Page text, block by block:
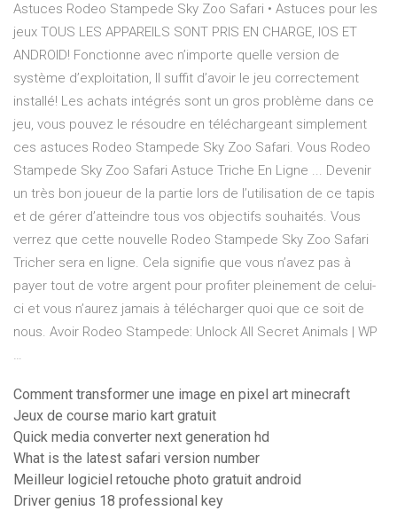
Astuces Rodeo Stampede Sky Zoo Safari • Astuces pour les
jeux TOUS LES APPAREILS SONT PRIS EN CHARGE, IOS ET
ANDROID! Fonctionne avec n’importe quelle version de
système d’exploitation, Il suffit d’avoir le jeu correctement
installé! Les achats intégrés sont un gros problème dans ce
jeu, vous pouvez le résoudre en téléchargeant simplement
ces astuces Rodeo Stampede Sky Zoo Safari. Vous Rodeo
Stampede Sky Zoo Safari Astuce Triche En Ligne ... Devenir
un très bon joueur de la partie lors de l’utilisation de ce tapis
et de gérer d’atteindre tous vos objectifs souhaités. Vous
verrez que cette nouvelle Rodeo Stampede Sky Zoo Safari
Tricher sera en ligne. Cela signifie que vous n’avez pas à
payer tout de votre argent pour profiter pleinement de celui-
ci et vous n’aurez jamais à télécharger quoi que ce soit de
nous. Avoir Rodeo Stampede: Unlock All Secret Animals | WP
…
Comment transformer une image en pixel art minecraft
Jeux de course mario kart gratuit
Quick media converter next generation hd
What is the latest safari version number
Meilleur logiciel retouche photo gratuit android
Driver genius 18 professional key